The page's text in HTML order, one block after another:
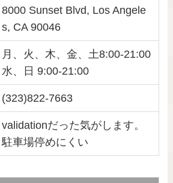
8000 Sunset Blvd, Los Angele
s, CA 90046
月、火、木、金、土8:00-21:00
水、日 9:00-21:00
(323)822-7663
validationだった気がします。
駐車場停めにくい